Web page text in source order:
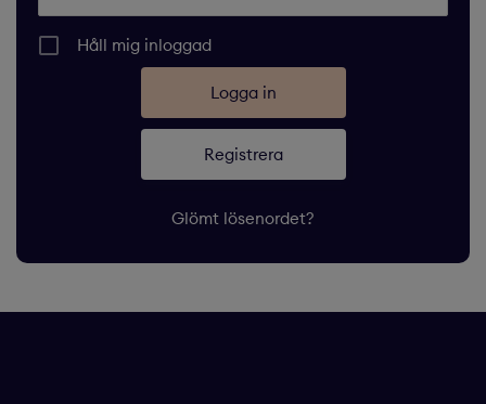
Håll mig inloggad
Registrera
Glömt lösenordet?